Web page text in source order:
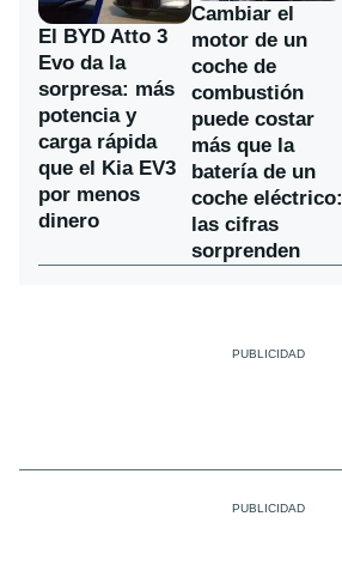
El BYD Atto 3
Evo da la
sorpresa: más
potencia y
carga rápida
que el Kia EV3
por menos
dinero
Cambiar el
motor de un
coche de
combustión
puede costar
más que la
batería de un
coche eléctrico:
las cifras
sorprenden